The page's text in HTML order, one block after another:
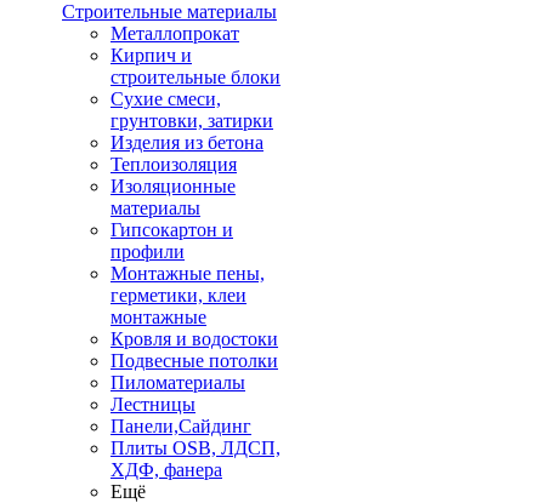
Строительные материалы
Металлопрокат
Кирпич и
строительные блоки
Сухие смеси,
грунтовки, затирки
Изделия из бетона
Теплоизоляция
Изоляционные
материалы
Гипсокартон и
профили
Монтажные пены,
герметики, клеи
монтажные
Кровля и водостоки
Подвесные потолки
Пиломатериалы
Лестницы
Панели,Сайдинг
Плиты OSB, ЛДСП,
ХДФ, фанера
Ещё